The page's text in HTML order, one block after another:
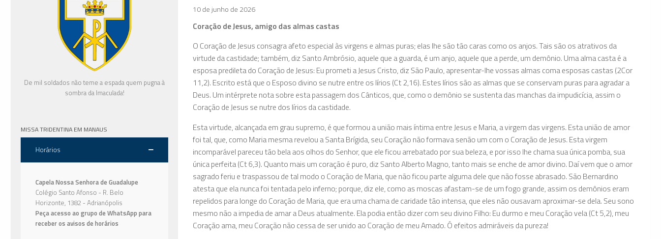
10 de junho de 2026
Coração de Jesus, amigo das almas castas
O Coração de Jesus consagra afeto especial às virgens e almas puras; elas lhe são tão caras como os anjos. Tais são os atrativos da
virtude da castidade; também, diz Santo Ambrósio, aquele que a guarda, é um anjo, aquele que a perde, um demônio. Uma alma casta é a
esposa predileta do Coração de Jesus: Eu prometi a Jesus Cristo, diz São Paulo, apresentar-lhe vossas almas coma esposas castas (2Cor
11,2). Escrito está que o Esposo divino se nutre entre os lírios (Ct 2,16). Estes lírios são as almas que se conservam puras para agradar a
Deus. Um intérprete nota sobre esta passagem dos Cânticos, que, como o demônio se sustenta das manchas da impudicícia, assim o
Coração de Jesus se nutre dos lírios da castidade.
Esta virtude, alcançada em grau supremo, é que formou a união mais íntima entre Jesus e Maria, a virgem das virgens. Esta união de amor
foi tal, que, como Maria mesma revelou a Santa Brígida, seu Coração não formava senão um com o Coração de Jesus. Esta virgem
incomparável pareceu tão bela aos olhos do Senhor, que ele ficou arrebatado por sua beleza, e por isso lhe chama sua única pomba, sua
única perfeita (Ct 6,3). Quanto mais um coração é puro, diz Santo Alberto Magno, tanto mais se enche de amor divino. Daí vem que o amor
sagrado feriu e traspassou de tal modo o Coração de Maria, que não ficou parte alguma dele que não fosse abrasado. São Bernardino
atesta que ela nunca foi tentada pelo inferno; porque, diz ele, como as moscas afastam-se de um fogo grande, assim os demônios eram
repelidos para longe do Coração de Maria, que era uma chama de caridade tão intensa, que eles não ousavam aproximar-se dela. Seu sono
mesmo não a impedia de amar a Deus atualmente. Ela podia então dizer com seu divino Filho: Eu durmo e meu Coração vela (Ct 5,2), meu
Coração ama, meu Coração não cessa de ser unido ao Coração de meu Amado. Ó efeitos admiráveis da pureza!
De mil soldados não teme a espada quem pugna à
sombra da Imaculada!
MISSA TRIDENTINA EM MANAUS
Horários
Capela Nossa Senhora de Guadalupe
Colégio Santo Afonso - R. Belo
Horizonte, 1382 - Adrianópolis
Peça acesso ao grupo de WhatsApp para
receber os avisos de horários